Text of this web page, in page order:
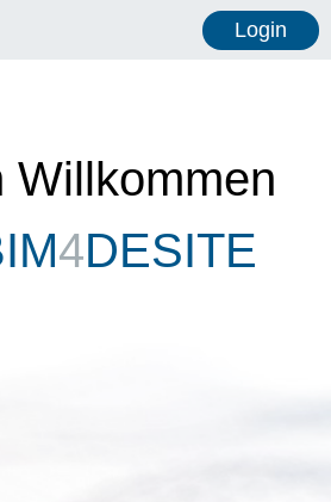
Login
Willkommen
4DESITE